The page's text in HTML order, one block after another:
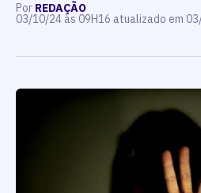
Por REDAÇÃO
03/10/24 às 09H16 atualizado em